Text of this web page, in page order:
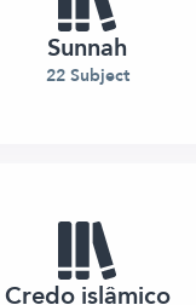
Sunnah
22 Subject
Credo islâmico